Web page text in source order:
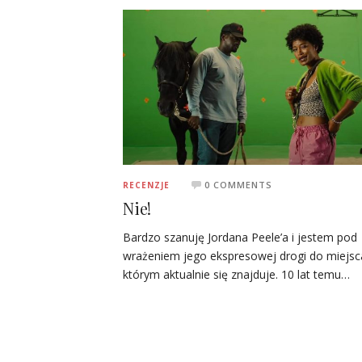
RECENZJE 0 COMMENTS
Nie!
Bardzo szanuję Jordana Peele’a i jestem pod
wrażeniem jego ekspresowej drogi do
którym aktualnie się znajduje. 10 lat temu…